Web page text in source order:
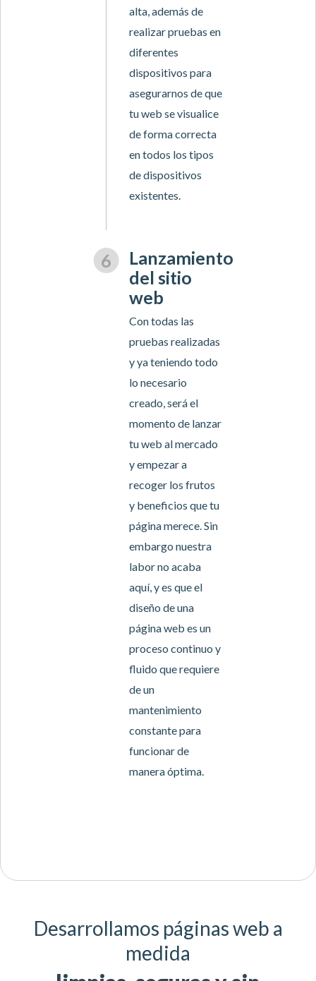
alta, además de
realizar pruebas en
diferentes
dispositivos para
asegurarnos de que
tu web se visualice
de forma correcta
en todos los tipos
de dispositivos
existentes.
Lanzamiento
del sitio
web
Con todas las
pruebas realizadas
y ya teniendo todo
lo necesario
creado, será el
momento de lanzar
tu web al mercado
y empezar a
recoger los frutos
y beneficios que tu
página merece. Sin
embargo nuestra
labor no acaba
aquí, y es que el
diseño de una
página web es un
proceso continuo y
fluido que requiere
de un
mantenimiento
constante para
funcionar de
manera óptima.
Desarrollamos páginas web a
medida